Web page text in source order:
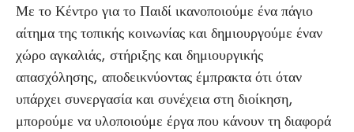
Με το Κέντρο για το Παιδί ικανοποιούμε ένα πάγιο
αίτημα της τοπικής κοινωνίας και δημιουργούμε έναν
χώρο αγκαλιάς, στήριξης και δημιουργικής
απασχόλησης, αποδεικνύοντας έμπρακτα ότι όταν
υπάρχει συνεργασία και συνέχεια στη διοίκηση,
μπορούμε να υλοποιούμε έργα που κάνουν τη διαφορά